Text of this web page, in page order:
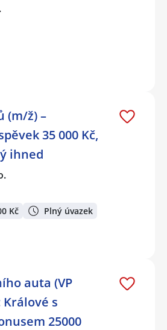
(m/ž) –
35 000 Kč,
ihned
Kč Plný úvazek
auta (VP
Králové s
25000